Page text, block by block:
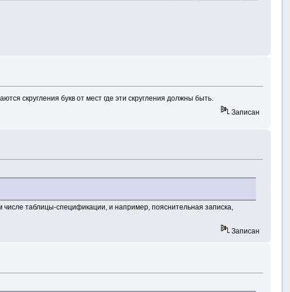
скругления букв от мест где эти скругления должны быть.
Записан
таблицы-спецификации, и например, пояснительная записка,
Записан